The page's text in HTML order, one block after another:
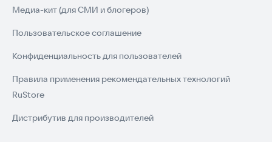
Медиа-кит (для СМИ и блогеров)
Пользовательское соглашение
Конфиденциальность для пользователей
Правила применения рекомендательных технологий
RuStore
Дистрибутив для производителей